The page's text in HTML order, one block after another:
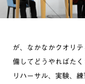
が、なかなかクオリ
備してどうやればたく
リハーサル、実験、